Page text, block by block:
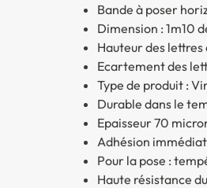
Bande à poser
Dimension : 1m10
Hauteur des lettres
Ecartement des
Type de produit :
Durable dans le
Epaisseur 70
Adhésion
Pour la pose :
Haute résistance